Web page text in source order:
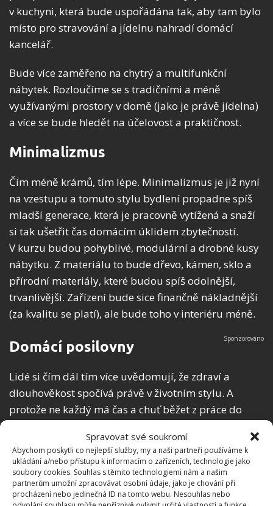
Spravovat své soukromí
Abychom poskytli co nejlepší služby, my a naši partneři používáme k
ukládání a/nebo přístupu k informacím o zařízeních, technologie jako
soubory cookies. Souhlas s těmito technologiemi nám a našim
partnerům umožní zpracovávat osobní údaje, jako je chování při
procházení nebo jedinečná ID na tomto webu. Nesouhlas nebo
v kuchyni, která bude uspořádána tak, aby tam bylo
místo pro stravování a jídelnu nahradí domácí
kancelář.
Bude více zaměřeno na chytrý a multifunkční
nábytek. Rozloučíme se s tradičními a méně
využívanými prostory v domě (jako je právě jídelna)
a více se bude hledět na účelovost a praktičnost.
Minimalizmus
Čím méně krámů, tím lépe. Minimalizmus je již nyní
na vzestupu a tomuto stylu bydlení propadne spíš
mladší generace, která je pracovně vytížená a snaží
si tak ušetřit čas domácím úklidem zbytečností.
V kurzu budou pohyblivé, modulární a drobné kusy
nábytku. Z materiálu to bude dřevo, kámen, sklo a
přírodní materiály, které budou spíš odolnější,
trvanlivější. Zařízení bude sice finančně nákladnější
(za kvalitu se platí), ale bude toho v interiéru méně.
Domácí posilovny
Lidé si čím dál tím více uvědomují, že zdraví a
dlouhověkost spočívá právě v životním stylu. A
protože ne každý má čas a chuť běžet z práce do
přibývat domácích posiloven. V roce 2020 si ještě ne
každý takový pás bude moci dovolit, ale připravují
se pásy na běhání, které vás pomocí virtuální reality
přenesou třeba na lesní cestu či kamkoliv si budete